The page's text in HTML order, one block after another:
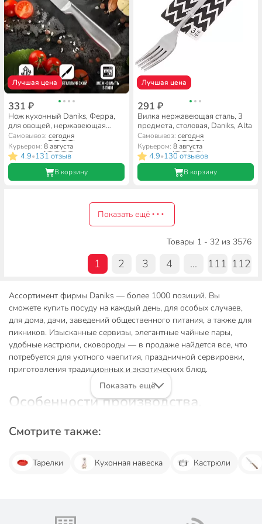
Лучшая цена
331 ₽
Нож кухонный Daniks, Ферра,
для овощей, нержавеющая
сталь, 9 см, рукоятка сталь, YW-
A042-PA
Самовывоз:сегодня
Курьером:8 августа
4.9•131 отзыв
В корзину
Лучшая цена
291 ₽
Вилка нержавеющая сталь, 3
предмета, столовая, Daniks, Alta
Самовывоз: сегодня
Курьером: 8 августа
4.9•130 отзывов
В корзину
Показать ещё
Товары 1 - 32 из 3576
1 2 3 4 ... 111 112
Ассортимент фирмы Daniks — более 1000 позиций. Вы
сможете купить посуду на каждый день, для особых случаев,
для дома, дачи, заведений общественного питания, а также для
пикников. Изысканные сервизы, элегантные чайные пары,
удобные кастрюли, сковороды — в продаже найдется все, что
потребуется для уютного чаепития, праздничной сервировки,
приготовления традиционных и экзотических блюд.
Особенности производства,
продукции
В каталоге разные категории посуды и кухонных
принадлежностей, которые различаются технологией
Показать ещё
Смотрите также:
Тарелки Кухонная навеска Кастрюли